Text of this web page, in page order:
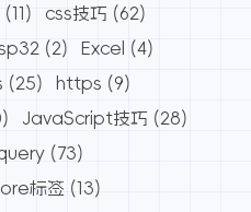
(11) css技巧 (62)
(2) Excel
(4)
(25) https (9)
JavaScript技巧 (28)
(73)
标签 (13)